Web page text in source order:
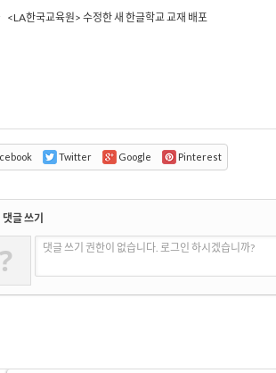
<LA한국교육원> 수정한 새 한글학교 교재 배포
Twitter Google Pinterest
댓글 쓰기
? 댓글 쓰기 권한이 없습니다. 로그인 하시겠습니까?